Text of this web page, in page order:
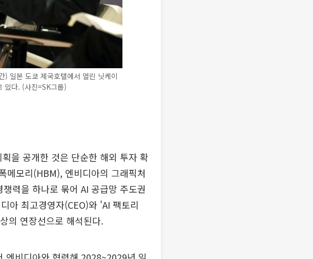
일본 도쿄 제국호텔에서 열린 닛케이
있다. (사진=SK그룹)
을 공개한 것은 단순한 해외 투자 확
메모리(HBM), 엔비디아의 그래픽처
력을 하나로 묶어 AI 공급망 주도권
아 최고경영자(CEO)와 'AI 팩토리
의 연장선으로 해석된다.